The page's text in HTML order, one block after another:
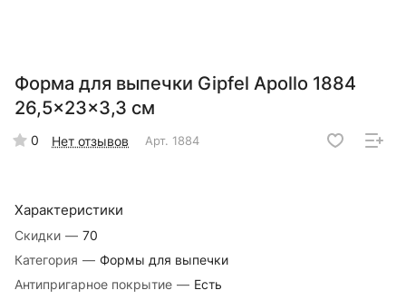
Форма для выпечки Gipfel Apollo 1884
26,5x23x3,3 см
0 Нет отзывов Арт. 1884
Характеристики
Скидки — 70
Категория — Формы для выпечки
Антипригарное покрытие — Есть